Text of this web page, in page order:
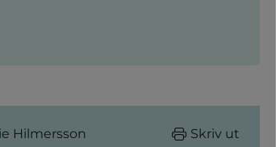
Hilmersson Skriv ut